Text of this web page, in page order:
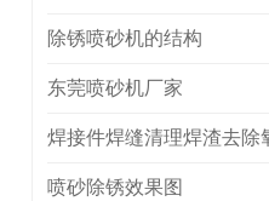
除锈喷砂机的结构
东莞喷砂机厂家
喷砂除锈效果图